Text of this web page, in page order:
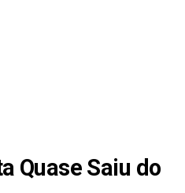
Quase Saiu do